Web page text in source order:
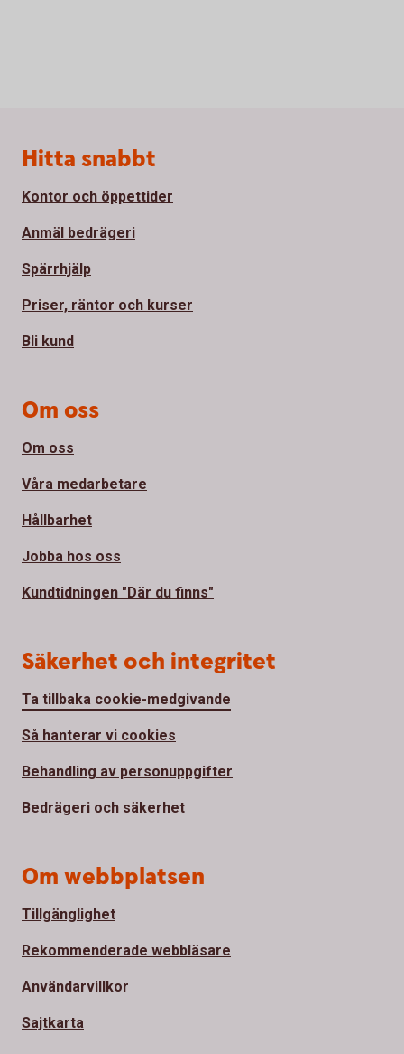
Sidfot
Hitta snabbt
Kontor och öppettider
Anmäl bedrägeri
Spärrhjälp
Priser, räntor och kurser
Bli kund
Om oss
Om oss
Våra medarbetare
Hållbarhet
Jobba hos oss
Kundtidningen "Där du finns"
Säkerhet och integritet
Ta tillbaka cookie-medgivande
Så hanterar vi cookies
Behandling av personuppgifter
Bedrägeri och säkerhet
Om webbplatsen
Tillgänglighet
Rekommenderade webbläsare
Användarvillkor
Sajtkarta